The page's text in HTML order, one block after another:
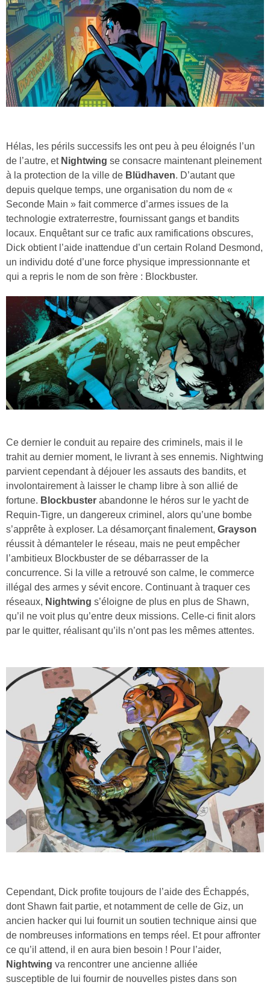
Hélas, les périls successifs les ont peu à peu éloignés l’un
de l’autre, et Nightwing se consacre maintenant pleinement
à la protection de la ville de Blüdhaven. D’autant que
depuis quelque temps, une organisation du nom de «
Seconde Main » fait commerce d’armes issues de la
technologie extraterrestre, fournissant gangs et bandits
locaux. Enquêtant sur ce trafic aux ramifications obscures,
Dick obtient l’aide inattendue d’un certain Roland Desmond,
un individu doté d’une force physique impressionnante et
qui a repris le nom de son frère : Blockbuster.
Ce dernier le conduit au repaire des criminels, mais il le
trahit au dernier moment, le livrant à ses ennemis. Nightwing
parvient cependant à déjouer les assauts des bandits, et
involontairement à laisser le champ libre à son allié de
fortune. Blockbuster abandonne le héros sur le yacht de
Requin-Tigre, un dangereux criminel, alors qu’une bombe
s’apprête à exploser. La désamorçant finalement, Grayson
réussit à démanteler le réseau, mais ne peut empêcher
l’ambitieux Blockbuster de se débarrasser de la
concurrence. Si la ville a retrouvé son calme, le commerce
illégal des armes y sévit encore. Continuant à traquer ces
réseaux, Nightwing s’éloigne de plus en plus de Shawn,
qu’il ne voit plus qu’entre deux missions. Celle-ci finit alors
par le quitter, réalisant qu’ils n’ont pas les mêmes attentes.
Cependant, Dick profite toujours de l’aide des Échappés,
dont Shawn fait partie, et notamment de celle de Giz, un
ancien hacker qui lui fournit un soutien technique ainsi que
de nombreuses informations en temps réel. Et pour affronter
ce qu’il attend, il en aura bien besoin ! Pour l’aider,
Nightwing va rencontrer une ancienne alliée
susceptible de lui fournir de nouvelles pistes dans son